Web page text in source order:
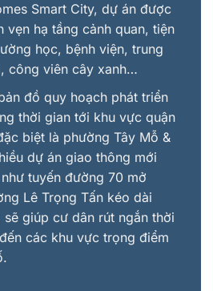
Smart City, dự án được
vẹn hạ tầng cảnh quan, tiện
học, bệnh viện, trung
công viên cây xanh…
đồ quy hoạch phát triển
thời gian tới khu vực quận
biệt là phường Tây Mỗ &
dự án giao thông mới
tuyến đường 70 mở
Lê Trọng Tấn kéo dài
giúp cư dân rút ngắn thời
các khu vực trọng điểm